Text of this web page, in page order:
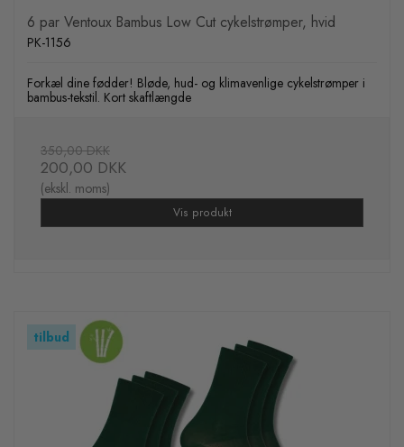
6 par Ventoux Bambus Low Cut cykelstrømper, hvid
PK-1156
Forkæl dine fødder! Bløde, hud- og klimavenlige cykelstrømper i
bambus-tekstil. Kort skaftlængde
350,00 DKK
200,00 DKK
(ekskl. moms)
Vis produkt
tilbud